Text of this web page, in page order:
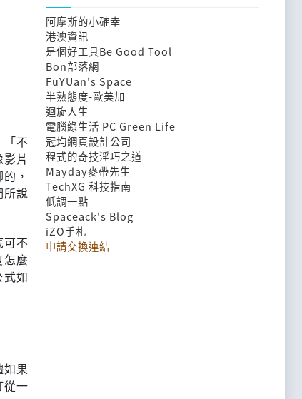
不
片
，
說
不
麼
如
果
一
阿摩斯的小確幸
港澳資訊
是個好工具Be Good Tool
Bon部落網
FuYUan's Space
半熟態度-歐美加
迴旋人生
電腦綠生活 PC Green Life
冠均網頁設計公司
程式的奇技淫巧之道
Mayday麥帶先生
TechXG 科技指南
低調一點
Spaceack's Blog
iZO手札
申請交換連結